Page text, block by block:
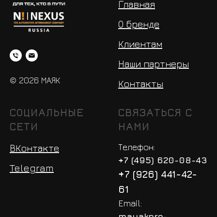
© 2026 МАЯК
Главная
О бренде
Клиентам
Наши партнеры
Контакты
СОЦИАЛЬНЫЕ
СЕТИ
ВКонтакте
Telegram
СВЯЗАТЬСЯ С
НАМИ
Телефон:
+7 (495) 620-08-43
+7 (926) 441-42-
61
Email: